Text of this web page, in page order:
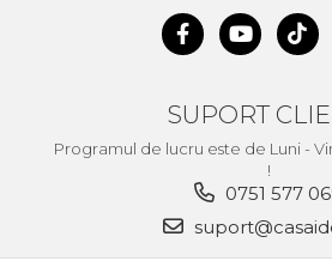
SUPORT
Programul de lucru este de Luni -
!
0751 577